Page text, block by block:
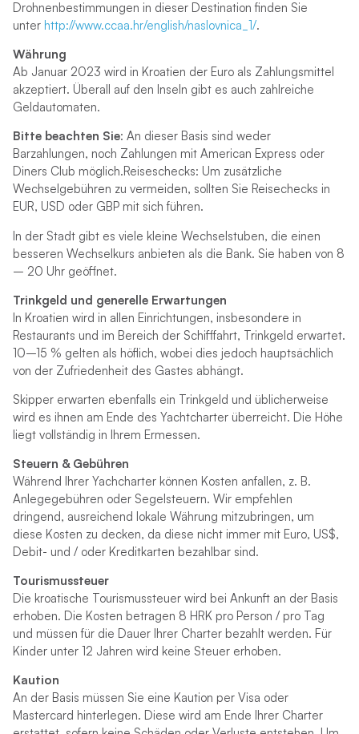
Drohnenbestimmungen in dieser Destination finden Sie
unter http://www.ccaa.hr/english/naslovnica_1/.
Währung
Ab Januar 2023 wird in Kroatien der Euro als Zahlungsmittel
akzeptiert. Überall auf den Inseln gibt es auch zahlreiche
Geldautomaten.
Bitte beachten Sie: An dieser Basis sind weder
Barzahlungen, noch Zahlungen mit American Express oder
Diners Club möglich.Reiseschecks: Um zusätzliche
Wechselgebühren zu vermeiden, sollten Sie Reisechecks in
EUR, USD oder GBP mit sich führen.
In der Stadt gibt es viele kleine Wechselstuben, die einen
besseren Wechselkurs anbieten als die Bank. Sie haben von 8
– 20 Uhr geöffnet.
Trinkgeld und generelle Erwartungen
In Kroatien wird in allen Einrichtungen, insbesondere in
Restaurants und im Bereich der Schifffahrt, Trinkgeld erwartet.
10–15 % gelten als höflich, wobei dies jedoch hauptsächlich
von der Zufriedenheit des Gastes abhängt.
Skipper erwarten ebenfalls ein Trinkgeld und üblicherweise
wird es ihnen am Ende des Yachtcharter überreicht. Die Höhe
liegt vollständig in Ihrem Ermessen.
Steuern & Gebühren
Während Ihrer Yachcharter können Kosten anfallen, z. B.
Anlegegebühren oder Segelsteuern. Wir empfehlen
dringend, ausreichend lokale Währung mitzubringen, um
diese Kosten zu decken, da diese nicht immer mit Euro, US$,
Debit- und / oder Kreditkarten bezahlbar sind.
Tourismussteuer
Die kroatische Tourismussteuer wird bei Ankunft an der Basis
erhoben. Die Kosten betragen 8 HRK pro Person / pro Tag
und müssen für die Dauer Ihrer Charter bezahlt werden. Für
Kinder unter 12 Jahren wird keine Steuer erhoben.
Kaution
An der Basis müssen Sie eine Kaution per Visa oder
Mastercard hinterlegen. Diese wird am Ende Ihrer Charter